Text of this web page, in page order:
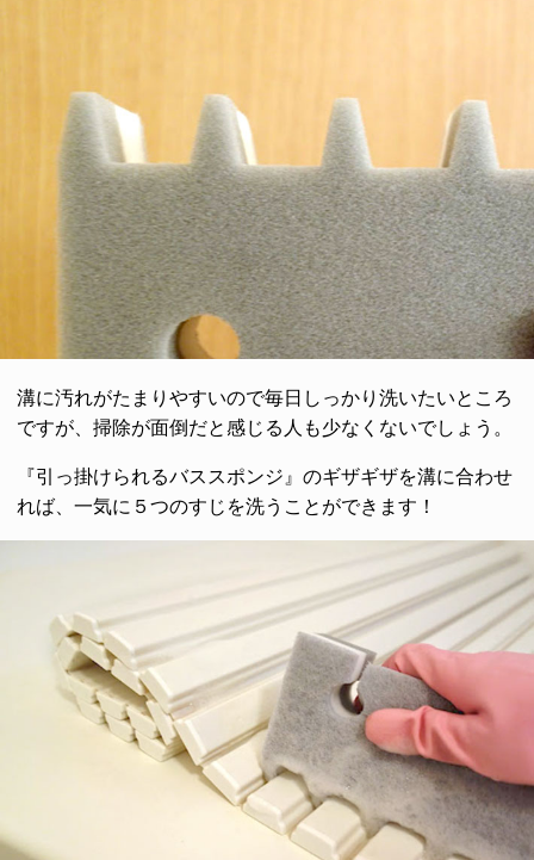
溝に汚れがたまりやすいので毎日しっかり洗いたいところ
ですが、掃除が面倒だと感じる人も少なくないでしょう。
『引っ掛けられるバススポンジ』のギザギザを溝に合わせ
れば、一気に５つのすじを洗うことができます！